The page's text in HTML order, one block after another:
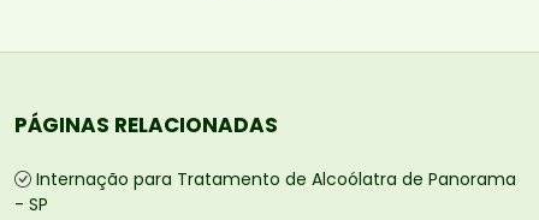
PÁGINAS RELACIONADAS
Internação para Tratamento de Alcoólatra de Panorama
- SP